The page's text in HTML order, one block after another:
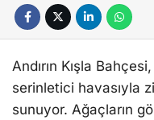
Andırın Kışla
serinletici havasıyla
sunuyor. Ağaçların